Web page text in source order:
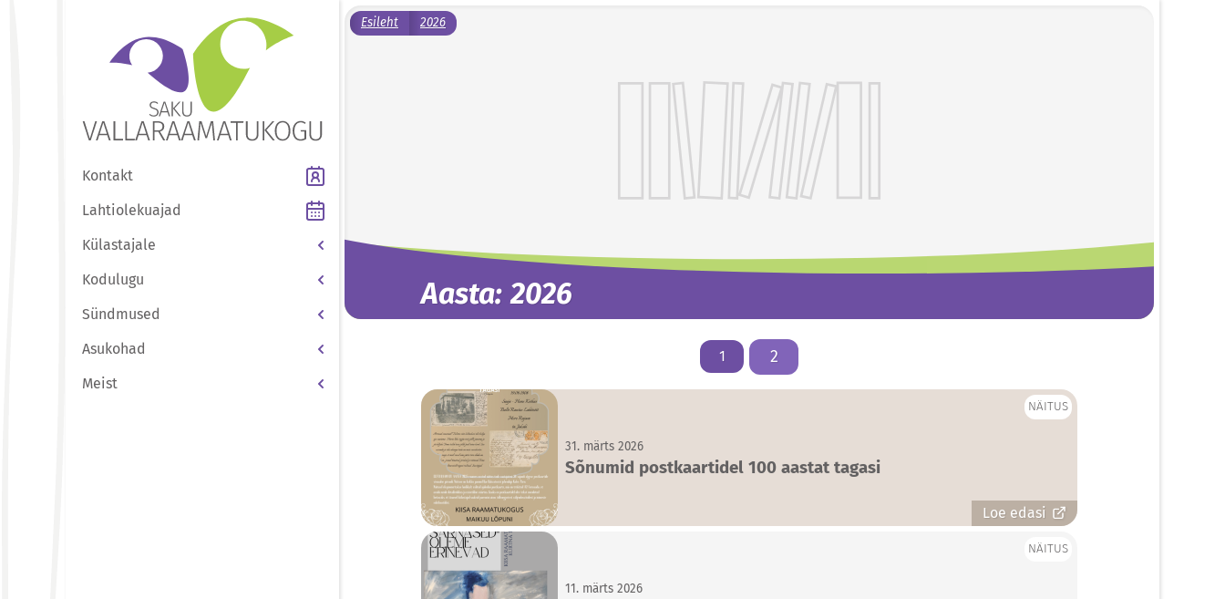
Kontakt
Lahtiolekuajad
Külastajale
Kodulugu
Sündmused
Asukohad
Meist
Esileht 2026
Aasta:2026
1 2
NÄITUS
31. märts 2026
Sõnumid postkaartidel 100 aastat tagasi
Loe edasi
NÄITUS
11. märts 2026